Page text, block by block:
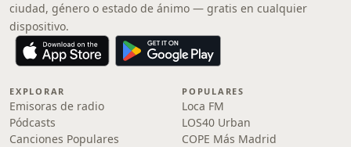
ciudad, género o estado de ánimo — gratis en cualquier
dispositivo.
EXPLORAR
Emisoras de radio
Pódcasts
Canciones Populares
POPULARES
Loca FM
LOS40 Urban
COPE Más Madrid